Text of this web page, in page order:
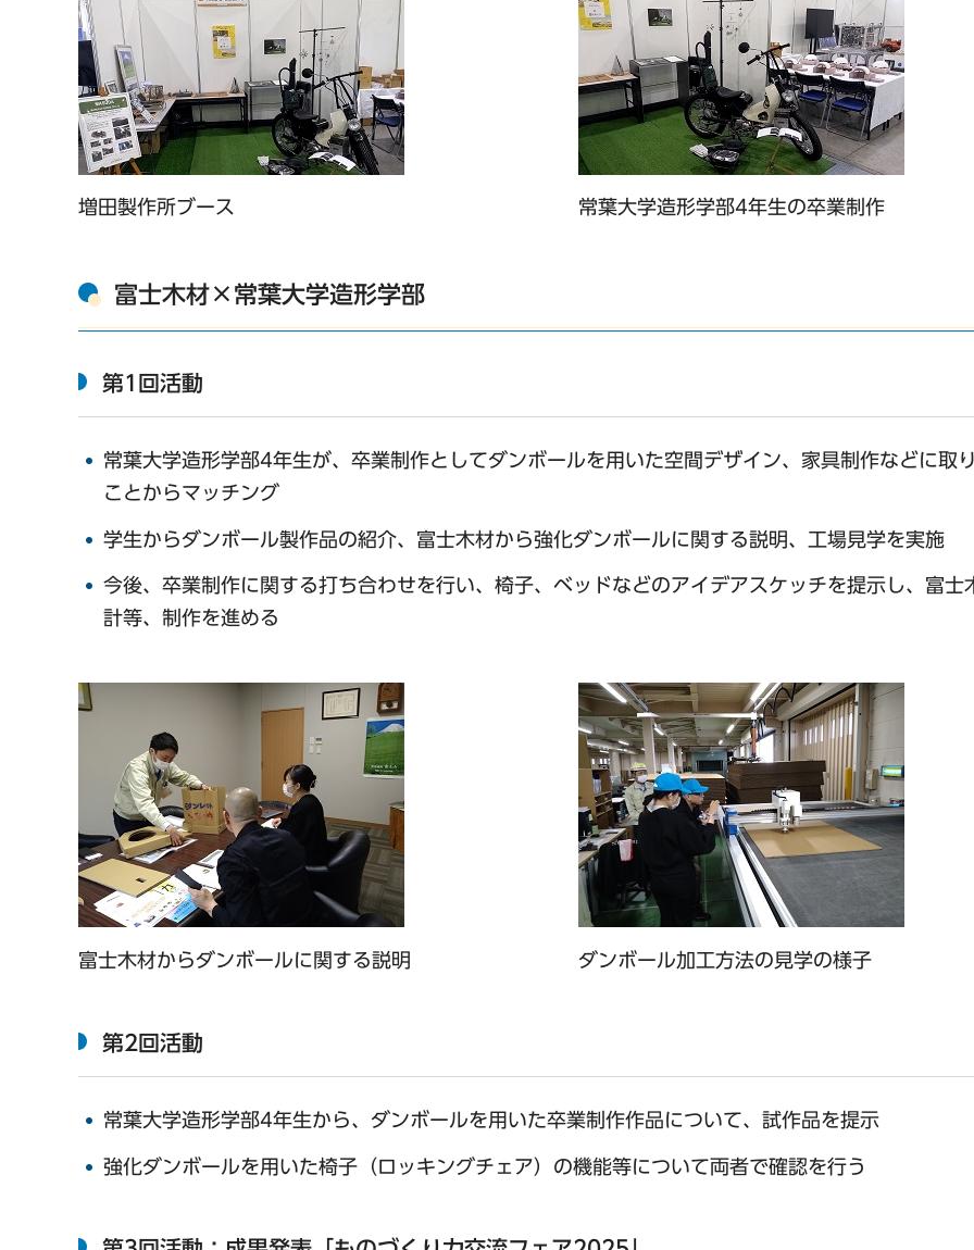
増田製作所ブース 常葉大学造形学部4年生の卒業制作
富士木材×常葉大学造形学部
第1回活動
常葉大学造形学部4年生が、卒業制作としてダンボールを用いた空間デザイン、家具制作などに取
ことからマッチング
学生からダンボール製作品の紹介、富士木材から強化ダンボールに関する説明、工場見学を実施
今後、卒業制作に関する打ち合わせを行い、椅子、ベッドなどのアイデアスケッチを提示し、富士
計等、制作を進める
富士木材からダンボールに関する説明 ダンボール加工方法の見学の様子
第2回活動
常葉大学造形学部4年生から、ダンボールを用いた卒業制作作品について、試作品を提示
強化ダンボールを用いた椅子（ロッキングチェア）の機能等について両者で確認を行う